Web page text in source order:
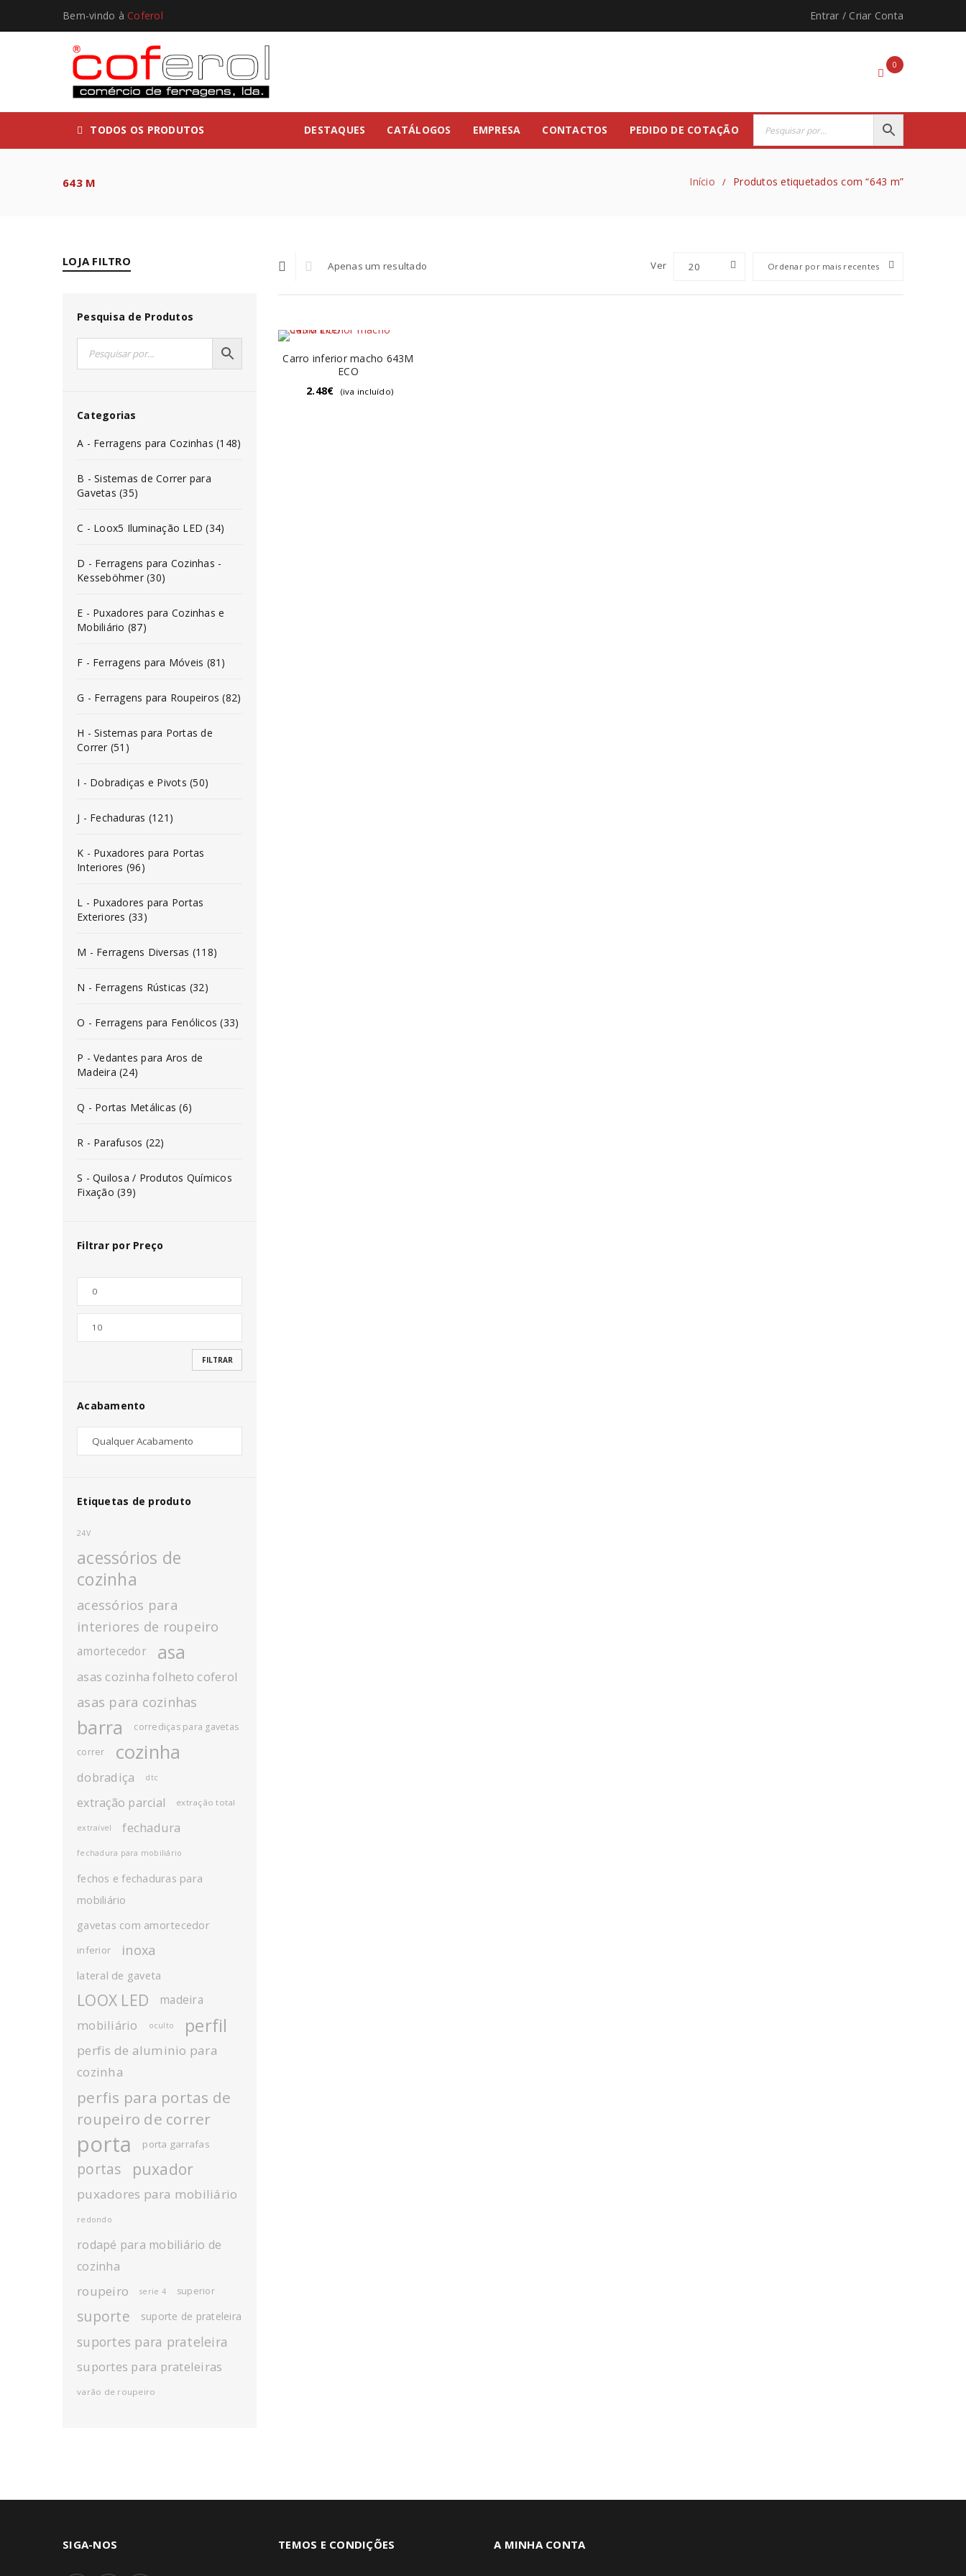
*
INICIAR SESSÃO
Bem-vindo à Coferol Entrar / Criar Conta
0
TODOS OS PRODUTOS DESTAQUES CATÁLOGOS EMPRESA CONTACTOS PEDIDO DE COTAÇÃO
643 M Início / Produtos etiquetados com “643 m”
LOJA FILTRO
Pesquisa de Produtos
Categorias
A - Ferragens para Cozinhas (148)
B - Sistemas de Correr para
Gavetas (35)
C - Loox5 Iluminação LED (34)
D - Ferragens para Cozinhas -
Kesseböhmer (30)
E - Puxadores para Cozinhas e
Mobiliário (87)
F - Ferragens para Móveis (81)
G - Ferragens para Roupeiros (82)
H - Sistemas para Portas de
Correr (51)
I - Dobradiças e Pivots (50)
J - Fechaduras (121)
K - Puxadores para Portas
Interiores (96)
L - Puxadores para Portas
Exteriores (33)
M - Ferragens Diversas (118)
N - Ferragens Rústicas (32)
O - Ferragens para Fenólicos (33)
P - Vedantes para Aros de
Madeira (24)
Q - Portas Metálicas (6)
R - Parafusos (22)
S - Quilosa / Produtos Químicos
Fixação (39)
Filtrar por Preço
FILTRAR
Acabamento
Etiquetas de produto
24V
acessórios de
cozinha
acessórios para
interiores de roupeiro
amortecedor asa
asas cozinha folheto coferol
asas para cozinhas
barra corrediças para gavetas
correr cozinha
dobradiça dtc
extração parcial extração total
extraível fechadura
fechadura para mobiliário
fechos e fechaduras para
mobiliário
gavetas com amortecedor
inferior inoxa
lateral de gaveta
LOOX LED madeira
mobiliário oculto perfil
perfis de aluminio para
cozinha
perfis para portas de
roupeiro de correr
porta porta garrafas
portas puxador
puxadores para mobiliário
redondo
rodapé para mobiliário de
cozinha
roupeiro serie 4 superior
suporte suporte de prateleira
suportes para prateleira
suportes para prateleiras
varão de roupeiro
Apenas um resultado Ordenar por mais recentes
Ver 20
Carro inferior macho 643M
ECO
2.48€ (iva incluído)
SIGA-NOS TEMOS E CONDIÇÕES A MINHA CONTA